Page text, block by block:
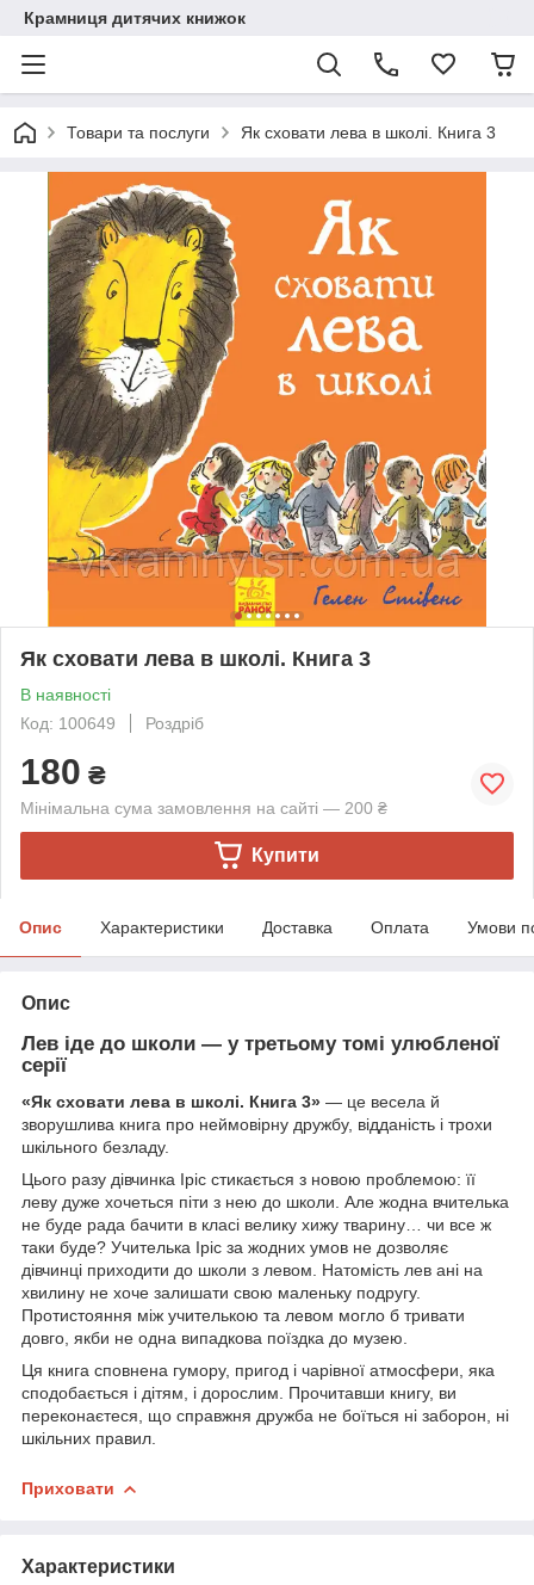
Крамниця дитячих книжок
Товари та послуги Як сховати лева в школі. Книга 3
Як сховати лева в школі. Книга 3
В наявності
Код: 100649
Роздріб
180 ₴
Мінімальна сума замовлення на сайті — 200 ₴
Купити
Опис Характеристики Доставка Оплата Умови
Опис
Лев іде до школи — у третьому томі улюбленої
серії
«Як сховати лева в школі. Книга 3» — це весела й
зворушлива книга про неймовірну дружбу, відданість і трохи
шкільного безладу.
Цього разу дівчинка Іріс стикається з новою проблемою: її
леву дуже хочеться піти з нею до школи. Але жодна вчителька
не буде рада бачити в класі велику хижу тварину… чи все ж
таки буде? Учителька Іріс за жодних умов не дозволяє
дівчинці приходити до школи з левом. Натомість лев ані на
хвилину не хоче залишати свою маленьку подругу.
Протистояння між учителькою та левом могло б тривати
довго, якби не одна випадкова поїздка до музею.
Ця книга сповнена гумору, пригод і чарівної атмосфери, яка
сподобається і дітям, і дорослим. Прочитавши книгу, ви
переконаєтеся, що справжня дружба не боїться ні заборон, ні
шкільних правил.
Приховати
Характеристики